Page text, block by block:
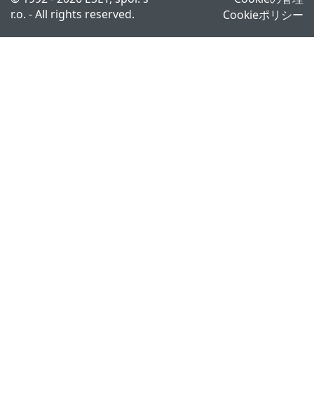
r.o. - All rights reserved.
Cookieポリシー